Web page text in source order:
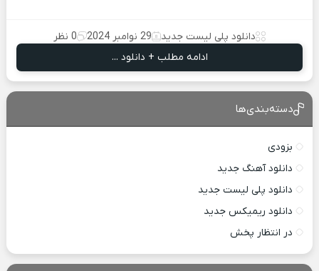
دانلود پلی لیست جدید 29 نوامبر 2024
0 نظر
ادامه مطلب + دانلود ...
دسته‌بندی‌ها
بزودی
دانلود آهنگ جدید
دانلود پلی لیست جدید
دانلود ریمیکس جدید
در انتظار پخش